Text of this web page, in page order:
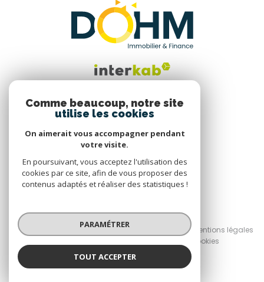
Nous suivre
© 2026 | Tous droits réservés
Nos honoraires
Nos partenaires
Mentions légales
Cookies
Comme beaucoup, notre site
utilise les cookies
On aimerait vous accompagner pendant
votre visite.
En poursuivant, vous acceptez l'utilisation des
cookies par ce site, afin de vous proposer des
contenus adaptés et réaliser des statistiques !
PARAMÉTRER
TOUT ACCEPTER